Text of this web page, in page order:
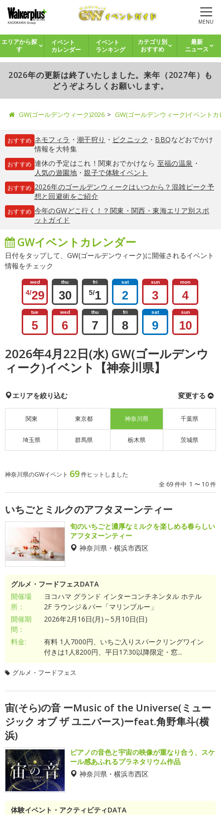
MENU
エリアから探
す
イベント
カレンダー
イベント
ランキング
カテゴリ別
おすすめ
最新
ニュース
2026年の更新は終了いたしました。来年（2027年）も
どうぞよろしくお願いします。
GW(ゴールデンウィーク)2026 GW(ゴールデンウィーク)イベント
おすすめ ネモフィラ ・ 潮干狩り ・ ピクニック ・ BBQなどおでかけ
情報を大特集
おすすめ 連休の予定はこれ！関東おでかけなら 至福の温泉 ・
人気の遊園地・親子で体験イベント
おすすめ 2026年のゴールデンウィークはいつから？混雑ピーク予
想と回避術をご紹介
おすすめ 今年のGWどこ行く！？関東・関西・東海エリア別スポ
ットガイド
GWイベントカレンダー
日付をタップして、GW(ゴールデンウィーク)に開催されるイベント
情報をチェック
wed
4/29
thu
30
fri
5/1
sat
2
sun
3
mon
4
tue
5
wed
6
thu
7
fri
8
sat
9
sun
10
2026年4月22日(水) GW(ゴールデンウ
ィーク)イベント【神奈川県】
エリアを絞り込む 変更する
関東 東京都 神奈川県 千葉県
埼玉県 群馬県 栃木県 茨城県
神奈川県のGWイベント 69件ヒットしました
全 69 件中 1 〜 10 件
いちごとミルクのアフタヌーンティー
旬のいちごと濃厚なミルクを楽しめる春らしい
アフタヌーンティー
神奈川県・横浜市西区
グルメ・フードフェスDATA
開催場
所：
ヨコハマ グランド インターコンチネンタル ホテル
2F ラウンジ＆バー「マリンブルー」
開催期
間：
2026年2月16日(月)～5月10日(日)
料金:
有料 1人7000円、いちご入りスパークリングワイン
付きは1人8200円、平日17:30以降限定・窓...
グルメ・フードフェス
宙(そら)の音 ーMusic of the Universe(ミュー
ジック オブ ザ ユニバース)ーfeat.角野隼斗(横
浜)
ピアノの音色と宇宙の映像が重なり合う、スケ
ール感あふれるプラネタリウム作品
神奈川県・横浜市西区
体験イベント・アクティビティDATA